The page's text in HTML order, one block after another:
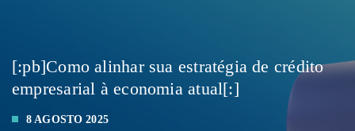
[:pb]Como alinhar sua estratégia de crédito
empresarial à economia atual[:]
8 AGOSTO 2025